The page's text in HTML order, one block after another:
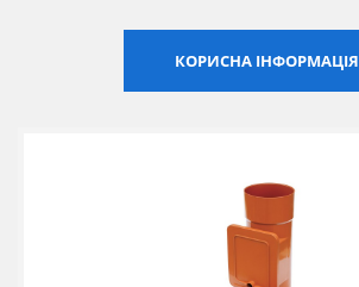
КОРИСНА ІНФОРМАЦІЯ